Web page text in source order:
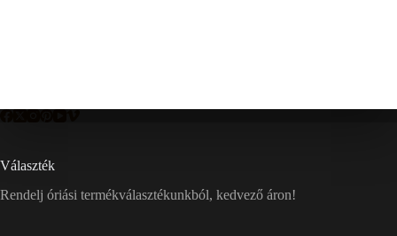
Választék
Rendelj óriási termékválasztékunkból, kedvező áron!